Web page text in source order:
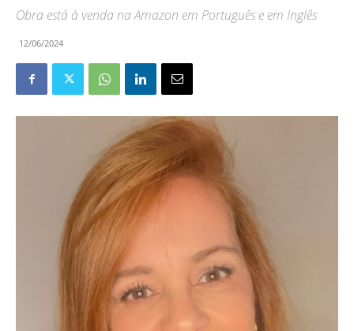
Obra está à venda na Amazon em Português e em Inglês
12/06/2024